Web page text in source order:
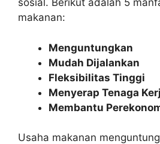
sosial. Berikut adalah 5
makanan:
Menguntungkan
Mudah Dijalankan
Fleksibilitas Tinggi
Menyerap Tenaga
Membantu
Usaha makanan